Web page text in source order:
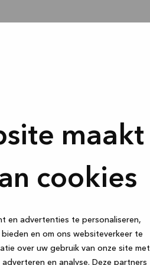
maakt
cookies
en advertenties te personaliseren,
en om ons websiteverkeer te
over uw gebruik van onze site met
en analyse. Deze partners